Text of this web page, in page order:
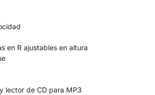
en R ajustables en altura
lector de CD para MP3